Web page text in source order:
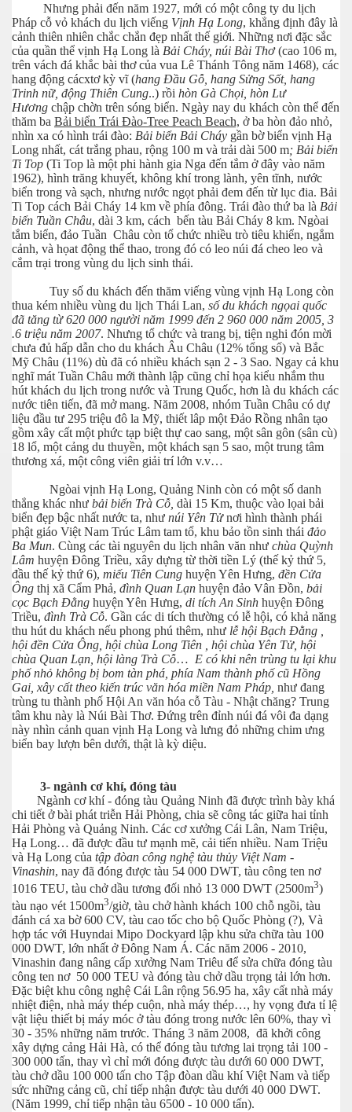
Nhưng phải đến năm 1927, mới có một công ty du lịch
Pháp cỗ vỏ khách du lịch viếng Vịnh Hạ Long, khẳng định đây là
cảnh thiên nhiên chắc chắn đẹp nhất thế giới. Những nơi đặc sắc
của quần thể vịnh Hạ Long là Bải Cháy, núi Bài Thơ(cao 106 m,
trên vách đá khắc bài thơ của vua Lê Thánh Tông năm 1468), các
hang động cácxtơ kỳ vĩ (hang Đầu Gỗ, hang Sửng Sốt, hang
Trinh nữ, động Thiên Cung..) rồi hòn Gà Chọi, hòn Lư
Hương chập chờn trên sóng biển. Ngày nay du khách còn thể đến
thăm ba Bải biển Trái Đào-Tree Peach Beach, ở ba hòn đảo nhỏ,
nhìn xa có hình trái đào: Bải biển Bải Cháy gần bờ biển vịnh Hạ
Long nhất, cát trắng phau, rộng 100 m và trải dài 500 m; Bải biển
Ti Top (Ti Top là một phi hành gia Nga đến tắm ở đây vào năm
1962), hình trăng khuyết, không khí trong lành, yên tĩnh, nước
biển trong và sạch, nhưng nước ngọt phải đem đến từ lục đia. Bải
Ti Top cách Bải Cháy 14 km về phía đông. Trái đào thứ ba là Bải
biển Tuần Châu, dài 3 km, cách bến tàu Bải Cháy 8 km. Ngòai
tắm biển, đảo Tuần Châu còn tổ chức nhiều trò tiêu khiển, ngắm
cảnh, và họat động thể thao, trong đó có leo núi đá cheo leo và
cắm trại trong vùng du lịch sinh thái.
Tuy số du khách đến thăm viếng vùng vịnh Hạ Long còn
thua kém nhiều vùng du lịch Thái Lan, số du khách ngọai quốc
đã tăng từ 620 000 người năm 1999 đến 2 960 000 năm 2005, 3
.6 triệu năm 2007. Nhưng tổ chức và trang bị, tiện nghi đón mời
chưa đủ hấp dẫn cho du khách Âu Châu (12% tổng số) và Bắc
Mỹ Châu (11%) dù đã có nhiều khách sạn 2 - 3 Sao. Ngay cả khu
nghĩ mát Tuần Châu mới thành lập cũng chỉ họa kiểu nhắm thu
hút khách du lịch trong nước và Trung Quốc, hơn là du khách các
nước tiên tiến, đã mở mang. Năm 2008, nhóm Tuần Châu có dự
liệu đầu tư 295 triệu đô la Mỹ, thiết lâp một Đảo Rồng nhân tạo
gồm xây cất một phức tạp biệt thự cao sang, một sân gôn (sân cù)
18 lổ, một cảng du thuyền, một khách sạn 5 sao, một trung tâm
thương xá, một công viên giải trí lớn v.v…
Ngòai vịnh Hạ Long, Quảng Ninh còn có một số danh
thắng khác như bải biển Trà Cỗ, dài 15 Km, thuộc vào lọai bải
biển đẹp bậc nhất nước ta, như núi Yên Tửnơi hình thành phái
phật giáo Việt Nam Trúc Lâm tam tổ, khu bảo tồn sinh thái đảo
Ba Mun. Cùng các tài nguyên du lịch nhân văn như chùa Quỳnh
Lâm huyện Đông Triều, xây dựng từ thời tiền Lý (thế kỷ thứ 5,
đầu thế kỷ thứ 6), miếu Tiên Cung huyện Yên Hưng, đền Cửa
Ông thị xã Cẩm Phả, đình Quan Lạn huyện đảo Vân Đồn, bải
cọc Bạch Đằng huyện Yên Hưng, di tích An Sinh huyện Đông
Triều, đình Trà Cỗ. Gần các di tích thường có lễ hội, có khả năng
thu hút du khách nếu phong phú thêm, như lễ hội Bạch Đằng ,
hội đền Cửa Ông, hội chùa Long Tiên , hội chùa Yên Tử, hội
chùa Quan Lạn, hội làng Trà Cỗ… E có khi nên trùng tu lại khu
phố nhỏ không bị bom tàn phá, phía Nam thành phố cũ Hồng
Gai, xây cất theo kiến trúc văn hóa miền Nam Pháp, như đang
trùng tu thành phố Hội An văn hóa cỗ Tàu - Nhật chăng? Trung
tâm khu này là Núi Bài Thơ. Đứng trên đỉnh núi đá vôi đa dạng
này nhìn cảnh quan vịnh Hạ Long và lưng đỏ những chim ưng
biển bay lượn bên dưới, thật là kỳ diệu.
ngành cơ khí, đóng tàu
Ngành cơ khí - đóng tàu Quảng Ninh đã được trình bày khá
chi tiết ở bài phát triễn Hải Phòng, chia sẽ công tác giữa hai tỉnh
Hải Phòng và Quảng Ninh. Các cơ xưởng Cái Lân, Nam Triệu,
Hạ Long… đã được đầu tư mạnh mẽ, cải tiến nhiều. Nam Triệu
và Hạ Long của tập đòan công nghệ tàu thủy Việt Nam -
Vinashin, nay đã đóng được tàu 54 000 DWT, tàu công ten nơ
1016 TEU, tàu chở dầu tương đối nhỏ 13 000 DWT (2500m3)
tàu nạo vét 1500m3/giờ, tàu chở hành khách 100 chỗ ngồi, tàu
đánh cá xa bờ 600 CV, tàu cao tốc cho bộ Quốc Phòng (?), Và
hợp tác với Huyndai Mipo Dockyard lập khu sửa chữa tàu 100
000 DWT, lớn nhất ở Đông Nam Á. Các năm 2006 - 2010,
Vinashin đang nâng cấp xưởng Nam Triêu để sửa chữa đóng tàu
công ten nơ 50 000 TEU và đóng tàu chở dầu trọng tải lớn hơn.
Đặc biệt khu công nghệ Cái Lân rộng 56.95 ha, xây cất nhà máy
nhiệt điện, nhà máy thép cuộn, nhà máy thép…, hy vọng đưa tỉ lệ
vật liệu thiết bị máy móc ở tàu đóng trong nước lên 60%, thay vì
30 - 35% những năm trước. Tháng 3 năm 2008, đã khởi công
xây dựng cảng Hải Hà, có thể đóng tàu tương lai trọng tải 100 -
300 000 tấn, thay vì chỉ mới đóng được tàu dưới 60 000 DWT,
tàu chở dầu 100 000 tấn cho Tập đòan dầu khí Việt Nam và tiếp
sức những cảng cũ, chỉ tiếp nhận được tàu dưới 40 000 DWT.
(Năm 1999, chỉ tiếp nhận tàu 6500 - 10 000 tấn).